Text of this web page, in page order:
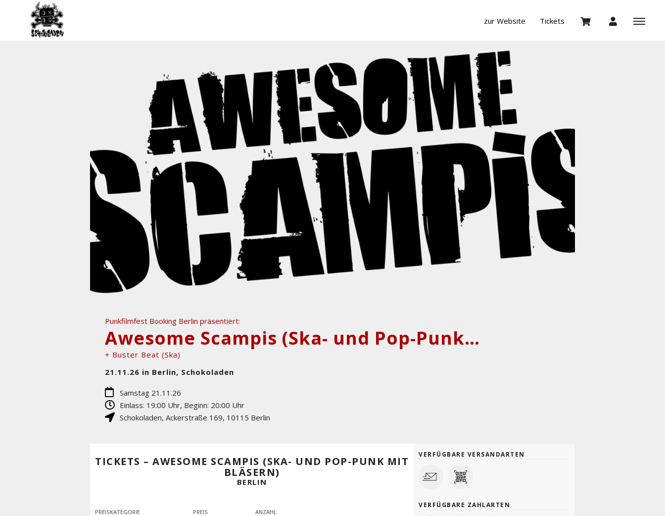
zur Website Tickets
Punkfilmfest Booking Berlin präsentiert:
Awesome Scampis (Ska- und Pop-Punk mit Bläsern)
+ Buster Beat (Ska)
21.11.26 in Berlin, Schokoladen
Samstag 21.11.26
Einlass: 19:00 Uhr, Beginn: 20:00 Uhr
Schokoladen, Ackerstraße 169, 10115 Berlin
TICKETS – AWESOME SCAMPIS (SKA- UND POP-PUNK MIT
BLÄSERN)
BERLIN
PREISKATEGORIE PREIS ANZAHL
VERFÜGBARE VERSANDARTEN
VERFÜGBARE ZAHLARTEN